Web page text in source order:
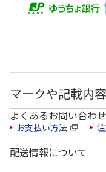
マークや記載内
よくあるお問い合わせ
お支払い方法
配送情報について